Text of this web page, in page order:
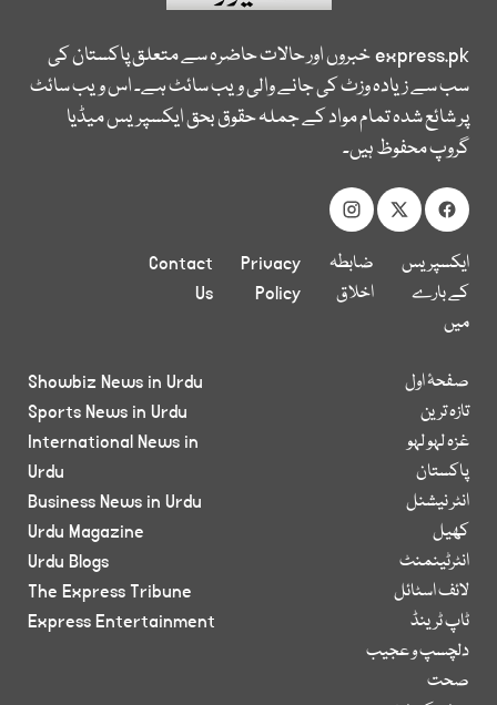
express.pkخبروں اور حالات حاضرہ سے متعلق پاکستان کی
سب سے زیادہ وزٹ کی جانے والی ویب سائٹ ہے۔ اس ویب سائٹ
پر شائع شدہ تمام مواد کے جملہ حقوق بحق ایکسپریس میڈیا
گروپ محفوظ ہیں۔
ایکسپریس
کے بارے
میں
ضابطہ
اخلاق
Privacy
Policy
Contact
Us
صفحۂ اول
تازہ ترین
غزہ لہو لہو
پاکستان
انٹر نیشنل
کھیل
انٹرٹینمنٹ
لائف اسٹائل
ٹاپ ٹرینڈ
دلچسپ و عجیب
صحت
Showbiz News in Urdu
Sports News in Urdu
International News in
Urdu
Business News in Urdu
Urdu Magazine
Urdu Blogs
The Express Tribune
Express Entertainment